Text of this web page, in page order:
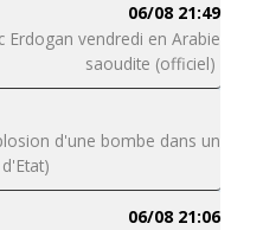
06/08 21:49
Erdogan vendredi en Arabie
saoudite (officiel)
d'une bombe dans un
06/08 21:06